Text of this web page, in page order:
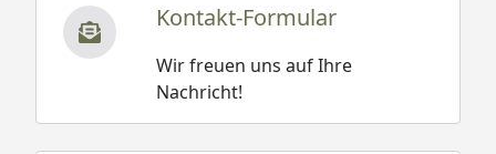
Kontakt-Formular
Wir freuen uns auf Ihre
Nachricht!